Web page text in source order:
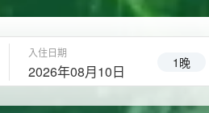
入住日期
2026年08月10日 1晚